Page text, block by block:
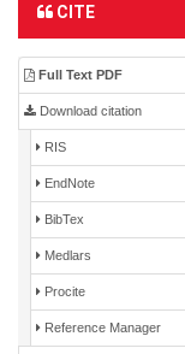
CITE
Full Text PDF
Download citation
RIS
EndNote
BibTex
Medlars
Procite
Reference Manager